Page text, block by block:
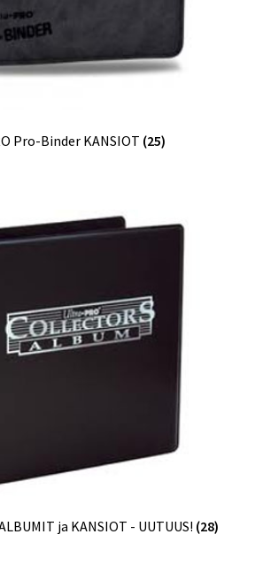
Pro-Binder KANSIOT (25)
ja KANSIOT - UUTUUS! (28)